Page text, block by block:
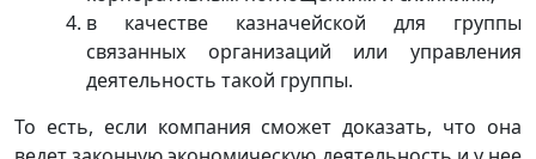
в качестве казначейской для группы
связанных организаций или управления
деятельность такой группы.
То есть, если компания сможет доказать, что она